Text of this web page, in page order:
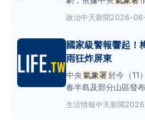
最劇烈期間。行政院
前置情資研判會議，
潛勢區加強預防性整
滯留鋒面及西
政治中天新聞2026-
國家級警報響起
雨狂炸屏東
中央氣象署於今（11
春半島及部分山區發
防告警系統（PWS）
這波劇烈對流天氣影
生活情報中天新聞